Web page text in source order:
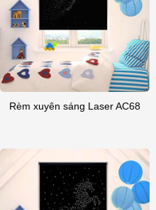
Rèm xuyên sáng Laser AC68